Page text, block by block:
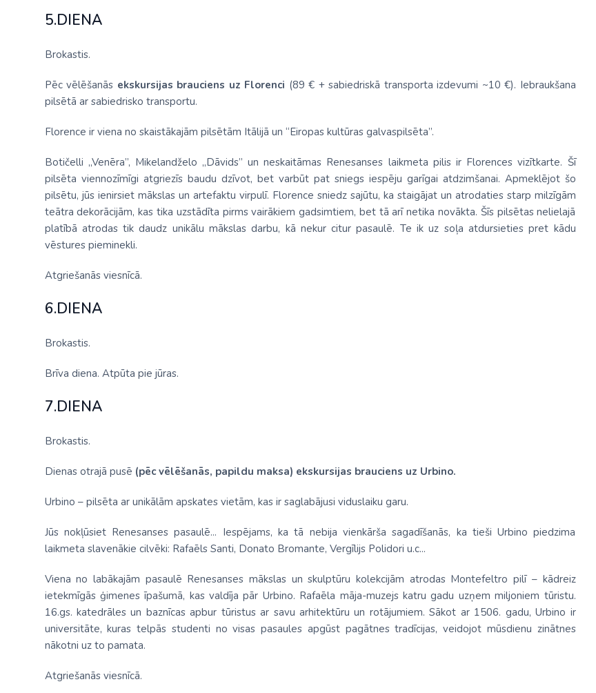
5.DIENA
Brokastis.
Pēc vēlēšanās ekskursijas brauciens uz Florenci (89 € + sabiedriskā transporta izdevumi ~10 €). Iebraukšana
pilsētā ar sabiedrisko transportu.
Florence ir viena no skaistākajām pilsētām Itālijā un “Eiropas kultūras galvaspilsēta”.
Botičelli „Venēra”, Mikelandželo „Dāvids” un neskaitāmas Renesanses laikmeta pilis ir Florences vizītkarte. Šī
pilsēta viennozīmīgi atgriezīs baudu dzīvot, bet varbūt pat sniegs iespēju garīgai atdzimšanai. Apmeklējot šo
pilsētu, jūs ienirsiet mākslas un artefaktu virpulī. Florence sniedz sajūtu, ka staigājat un atrodaties starp milzīgām
teātra dekorācijām, kas tika uzstādīta pirms vairākiem gadsimtiem, bet tā arī netika novākta. Šīs pilsētas nelielajā
platībā atrodas tik daudz unikālu mākslas darbu, kā nekur citur pasaulē. Te ik uz soļa atdursieties pret kādu
vēstures pieminekli.
Atgriešanās viesnīcā.
6.DIENA
Brokastis.
Brīva diena. Atpūta pie jūras.
7.DIENA
Brokastis.
Dienas otrajā pusē (pēc vēlēšanās, papildu maksa) ekskursijas brauciens uz Urbino.
Urbino – pilsēta ar unikālām apskates vietām, kas ir saglabājusi viduslaiku garu.
Jūs nokļūsiet Renesanses pasaulē... Iespējams, ka tā nebija vienkārša sagadīšanās, ka tieši Urbino piedzima
laikmeta slavenākie cilvēki: Rafaēls Santi, Donato Bromante, Vergīlijs Polidori u.c...
Viena no labākajām pasaulē Renesanses mākslas un skulptūru kolekcijām atrodas Montefeltro pilī – kādreiz
ietekmīgās ģimenes īpašumā, kas valdīja pār Urbino. Rafaēla māja-muzejs katru gadu uzņem miljoniem tūristu.
16.gs. katedrāles un baznīcas apbur tūristus ar savu arhitektūru un rotājumiem. Sākot ar 1506. gadu, Urbino ir
universitāte, kuras telpās studenti no visas pasaules apgūst pagātnes tradīcijas, veidojot mūsdienu zinātnes
nākotni uz to pamata.
Atgriešanās viesnīcā.